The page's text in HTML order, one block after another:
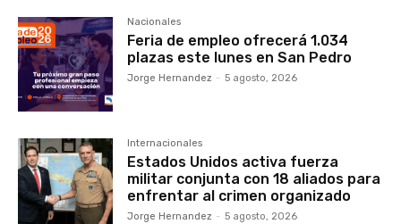
Nacionales
Feria de empleo ofrecerá 1.034
plazas este lunes en San Pedro
Jorge Hernandez - 5 agosto, 2026
Internacionales
Estados Unidos activa fuerza
militar conjunta con 18 aliados para
enfrentar al crimen organizado
Jorge Hernandez - 5 agosto, 2026